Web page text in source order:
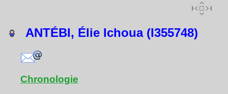
ANTÉBI, Élie Ichoua (I355748)
Chronologie